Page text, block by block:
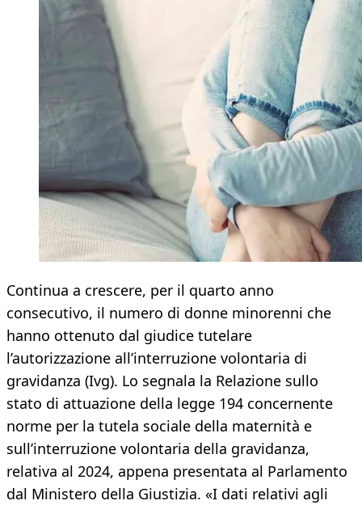
Continua a crescere, per il quarto anno
consecutivo, il numero di donne minorenni che
hanno ottenuto dal giudice tutelare
l’autorizzazione all’interruzione volontaria di
gravidanza (Ivg). Lo segnala la Relazione sullo
stato di attuazione della legge 194 concernente
norme per la tutela sociale della maternità e
sull’interruzione volontaria della gravidanza,
relativa al 2024, appena presentata al Parlamento
dal Ministero della Giustizia. «I dati relativi agli